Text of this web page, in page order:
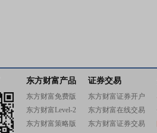
东方财富产品
东方财富免费版
东方财富Level-2
东方财富策略版
证券交易
东方财富证券开户
东方财富在线交易
东方财富证券交易